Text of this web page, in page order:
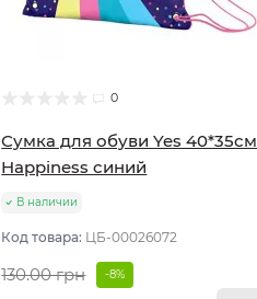
0
Сумка для обуви Yes 40*35см
Happiness синий
В наличии
Код товара: ЦБ-00026072
130.00 грн -8%